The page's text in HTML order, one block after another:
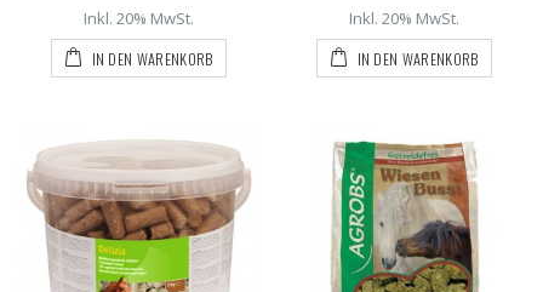
Inkl. 20% MwSt.
IN DEN WARENKORB
Inkl. 20% MwSt.
IN DEN WARENKORB